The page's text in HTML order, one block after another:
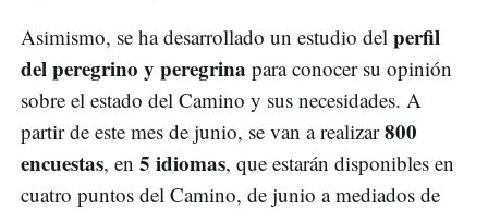
Asimismo, se ha desarrollado un estudio del perfil
del peregrino y peregrina para conocer su opinión
sobre el estado del Camino y sus necesidades. A
partir de este mes de junio, se van a realizar800
encuestas, en 5 idiomas, que estarán disponibles en
cuatro puntos del Camino, de junio a mediados de